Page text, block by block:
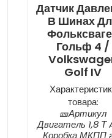
Датчик
В Шинах
Гольф 4 /
Golf IV
товара:
🎫Артикул
Двигатель 1,8 Т
Коробка МКПП